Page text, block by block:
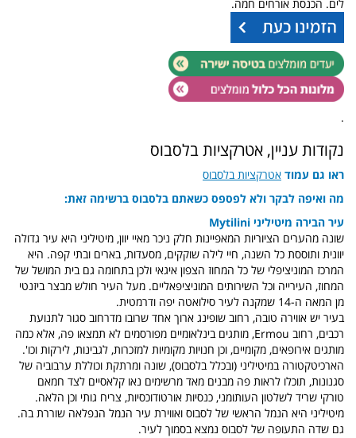
לים. הכנסת אורחים חמה.
.
נקודות עניין, אטרקציות בלסבוס
ראו גם עמוד אטרקציות בלסבוס
מה ואיפה לבקר ולא לפספס כשאתם בלסבוס ברשימה זאת:
עיר הבירה מיטיליני Mytilini
שונה מהערים הציוריות המאפיינות חלק ניכר מאיי יוון, מיטיליני היא עיר גדולה
יוונית ותוססת כל השנה, חיי לילה שוקקים, מסעדות, בארים ובתי קפה. היא
המרכז המוניציפלי של כל המחוז הצפון איגאי ולכן בתחומה גם בית המושל של
המחוז, העירייה וכל השירותים המוניציפאליים. מעל העיר חולש מבצר ביזנטי
מן המאה ה-14 שמקנה לעיר סילואטה יפה ודרמטית.
בעיר יש אווירה טובה, רחוב שופינג ארוך אחד שרובו מדרחוב סגור לתנועת
רכבים, רחוב Ermou, מותגים בינלאומיים מפורסמים לא תמצאו פה, אלא כמה
מותגים אירופאים, מקומיים, וכן חנויות מקומיות למזכרות, לגבינות, לירקות וכו'.
הארכיטקטורה במיטיליני (ובכלל בלסבוס), שונה ומרתקת וכוללת ערבוביה של
סגנונות, תוכלו לראות פה מבנים מאד מרשימים נאו קלאסיים לצד חמאם
טורקי שריד לשלטון העותומני, כנסיות אורטודוכסיות, צריח גותי וכן הלאה.
מיטיליני היא הנמל הראשי של לסבוס ואווירת עיר הנמל הנפלאה שוררת בה.
גם שדה התעופה של לסבוס נמצא בסמוך לעיר.